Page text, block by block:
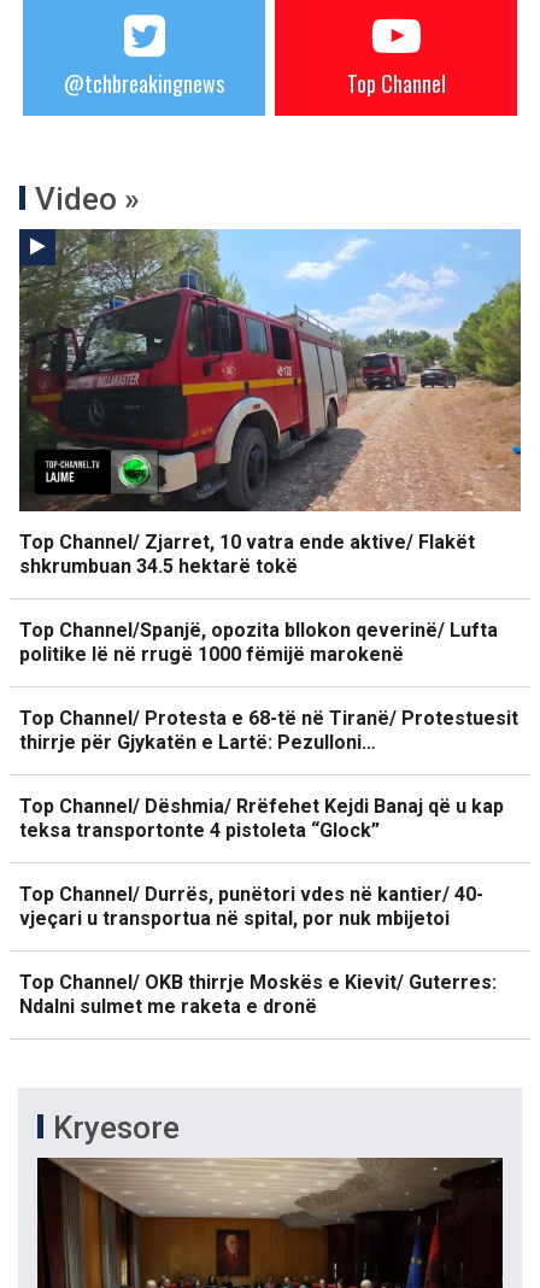
@tchbreakingnews Top Channel
Video »
Top Channel/ Zjarret, 10 vatra ende aktive/ Flakët
shkrumbuan 34.5 hektarë tokë
Top Channel/Spanjë, opozita bllokon qeverinë/ Lufta
politike lë në rrugë 1000 fëmijë marokenë
Top Channel/ Protesta e 68-të në Tiranë/ Protestuesit
thirrje për Gjykatën e Lartë: Pezulloni…
Top Channel/ Dëshmia/ Rrëfehet Kejdi Banaj që u kap
teksa transportonte 4 pistoleta “Glock”
Top Channel/ Durrës, punëtori vdes në kantier/ 40-
vjeçari u transportua në spital, por nuk mbijetoi
Top Channel/ OKB thirrje Moskës e Kievit/ Guterres:
Ndalni sulmet me raketa e dronë
Kryesore